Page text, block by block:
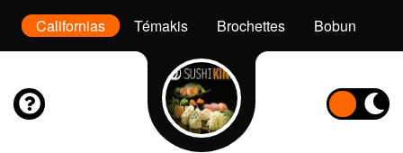
Californias Témakis Brochettes Bobun